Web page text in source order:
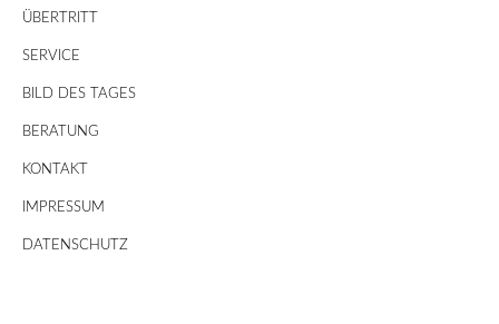
ÜBERTRITT
SERVICE
BILD DES TAGES
BERATUNG
KONTAKT
IMPRESSUM
DATENSCHUTZ